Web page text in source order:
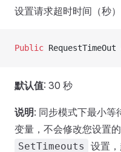
设置请求超时时间（秒）
Public RequestTimeOut
默认值: 30 秒
说明: 同步模式下最小等
变量，不会修改您设置
SetTimeouts 设置